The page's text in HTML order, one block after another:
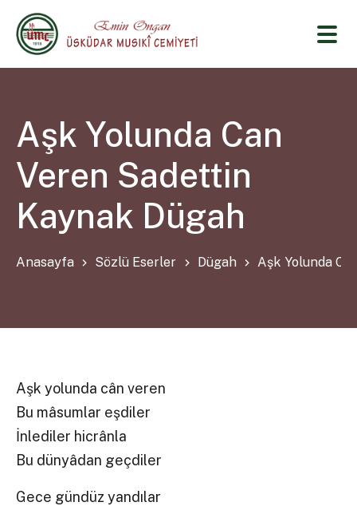
Aşk Yolunda Can
Veren Sadettin
Kaynak Dügah
Anasayfa Sözlü Eserler Dügah Aşk Yolunda
Aşk yolunda cân veren
Bu mâsumlar eşdiler
İnlediler hicrânla
Bu dünyâdan geçdiler
Gece gündüz yandılar